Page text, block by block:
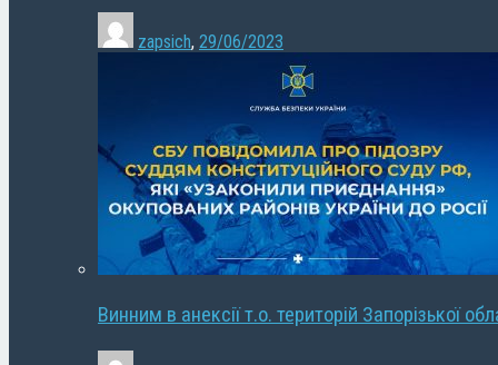
zapsich, 29/06/2023
Винним в анексії т.о. територій Запорізької